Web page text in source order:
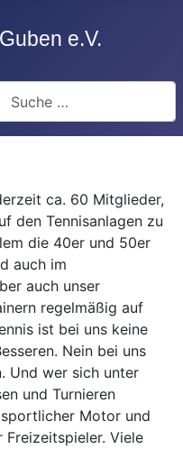
ca. 60 Mitglieder,
den Tennisanlagen zu
die 40er und 50er
auch im
auch unser
regelmäßig auf
ist bei uns keine
Nein bei uns
Und wer sich unter
und Turnieren
Motor und
Freizeitspieler. Viele